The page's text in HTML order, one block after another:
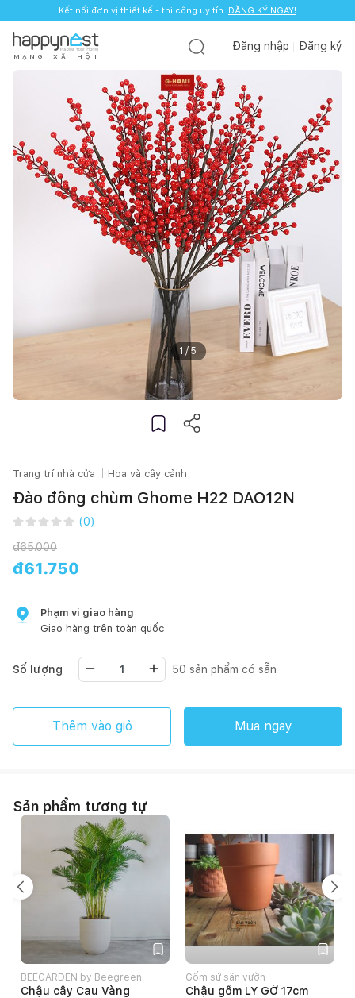
Kết nối đơn vị thiết kế - thi công uy tín. ĐĂNG KÝ NGAY!
M Ạ N G X Ã H Ộ I
Đăng nhập Đăng ký
1 / 5
Trang trí nhà cửa Hoa và cây cảnh
Đào đông chùm Ghome H22 DAO12N
(0)
đ65.000
đ61.750
Phạm vi giao hàng
Giao hàng trên toàn quốc
Số lượng 50 sản phẩm có sẵn
Thêm vào giỏ Mua ngay
Sản phẩm tương tự
BEEGARDEN by Beegreen
Chậu cây Cau Vàng
Gốm sứ sân vườn
Chậu gốm LY GỜ 17cm